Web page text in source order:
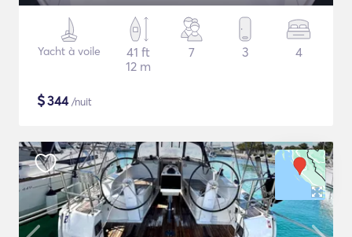
Yacht à voile
41 ft
12 m
7 3 4
$344/nuit